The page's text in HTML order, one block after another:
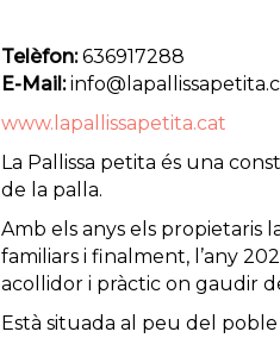
Telèfon:636917288
E-Mail:
www.lapallissapetita.cat
La Pallissa petita és una
de la palla.
Amb els anys els propietaris
familiars i finalment, l’any
acollidor i pràctic on gaudir
Està situada al peu del